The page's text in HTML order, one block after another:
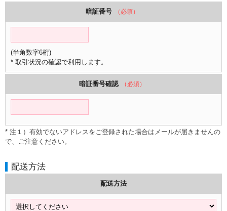
暗証番号 （必須）
(半角数字6桁)
* 取引状況の確認で利用します。
暗証番号確認 （必須）
* 注１）有効でないアドレスをご登録された場合はメールが届きませんの
で、ご注意ください。
配送方法
配送方法